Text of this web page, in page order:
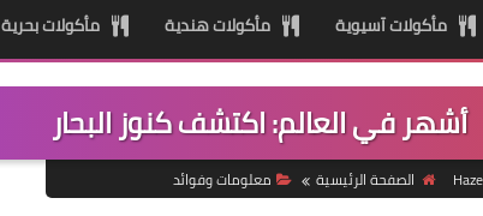
مأكولات آسيوية مأكولات هندية مأكولات بحرية
أشهر في العالم: اكتشف كنوز البحار
الصفحة الرئيسية معلومات وفوائد